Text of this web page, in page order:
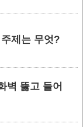
제는 무엇?
벽 뚫고 들어